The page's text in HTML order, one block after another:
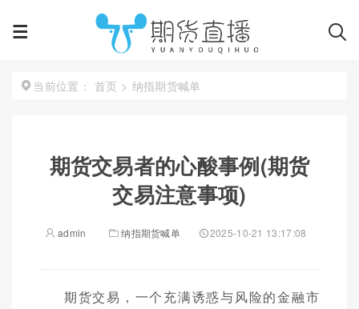
当前位置： 首页 > 纳指期货喊单
期货交易者的心酸事例(期货
交易注意事项)
admin 纳指期货喊单 2025-10-21 13:17:08
期货交易，一个充满诱惑与风险的金融市